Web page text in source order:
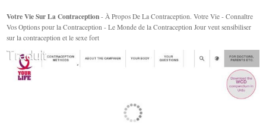
Votre Vie Sur La Contraception - À Propos De La Contraception. Votre Vie - Connaître
Vos Options pour la Contraception - Le Monde de la Contraception Jour veut sensibiliser
sur la contraception et le sexe fort